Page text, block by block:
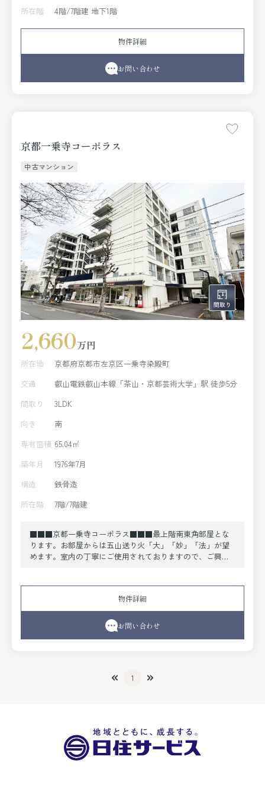
所在階 4階/7階建 地下1階
物件詳細
お問い合わせ
京都一乗寺コーポラス
中古マンション
2,660万円
所在地
京都府京都市左京区一乗寺染殿町
交通
叡山電鉄叡山本線「茶山・京都芸術大学」駅 徒歩5分
間取り
3LDK
向き
南
専有面積 65.04㎡
築年月
1976年7月
構造
鉄骨造
所在階
7階/7階建
■■■京都一乗寺コーポラス■■■最上階南東角部屋とな
ります。お部屋からは五山送り火「大」「妙」「法」が望
めます。室内の丁寧にご使用されておりますので、ご興味
物件詳細
お問い合わせ
1